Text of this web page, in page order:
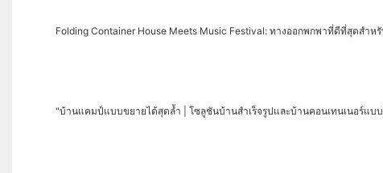
Folding Container House Meets Music Festival: ทางออกพกพาที่ดีที่สุดสำห
"บ้านแคมป์แบบขยายได้สุดล้ำ | โซลูชันบ้านสำเร็จรูปและบ้านคอนเทนเนอร์แ